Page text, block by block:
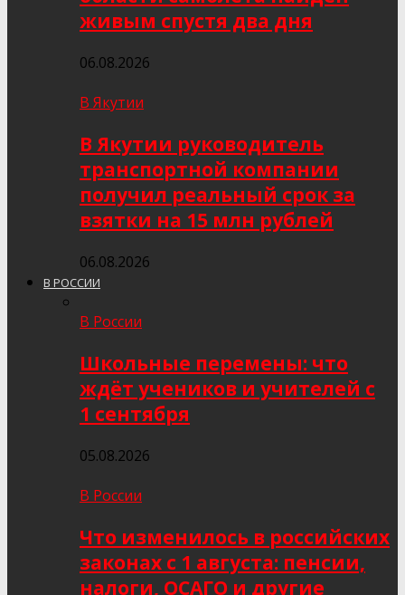
живым спустя два дня
06.08.2026
В Якутии
В Якутии руководитель
транспортной компании
получил реальный срок за
взятки на 15 млн рублей
06.08.2026
В РОССИИ
В России
Школьные перемены: что
ждёт учеников и учителей с
1 сентября
05.08.2026
В России
Что изменилось в российских
законах с 1 августа: пенсии,
налоги, ОСАГО и другие